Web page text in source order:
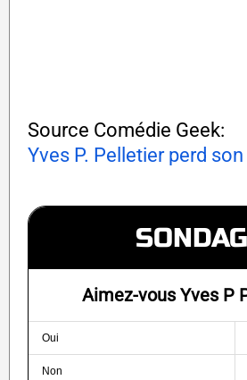
Source Comédie Geek:
Yves P. Pelletier perd
Aimez-vous Yves P
Oui
Non